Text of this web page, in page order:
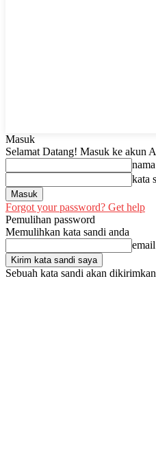
Masuk
Selamat Datang! Masuk ke akun
kata
Forgot your password? Get help
Pemulihan password
Memulihkan kata sandi anda
Sebuah kata sandi akan